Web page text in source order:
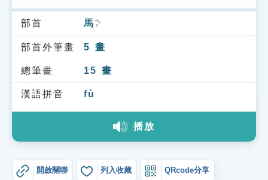
索引選單
知識索引
單字索引
生命大百科索引
教學應用
部首 馬 ㄇㄚˇ
部首外筆畫 5 畫
總筆畫 15 畫
漢語拼音 fù
播放
開啟關聯 列入收藏 QRcode分享